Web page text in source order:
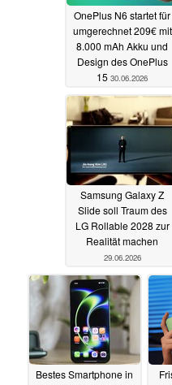
OnePlus N6 startet für
umgerechnet 209€ mit
8.000 mAh Akku und
Design des OnePlus
15 30.06.2026
Samsung Galaxy Z
Slide soll Traum des
LG Rollable 2028 zur
Realität machen
29.06.2026
Bestes Smartphone in